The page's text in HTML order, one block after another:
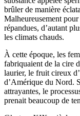
brûler de manière
Malheureusement
répandues, d’autant
les climats chauds.
À cette époque, les
fabriquaient de la cire
laurier, le fruit cireux
d’Amérique du Nord.
attrayantes, le
prenait beaucoup de